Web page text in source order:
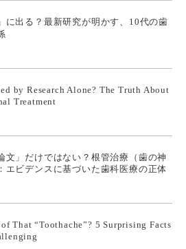
に出る？最新研究が明かす、10代の歯
by Research Alone? The Truth About
Treatment
文」だけではない？根管治療（歯の神
エビデンスに基づいた歯科医療の正体
That “Toothache”? 5 Surprising Facts